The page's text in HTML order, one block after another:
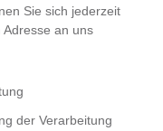
Sie sich jederzeit
an uns
der Verarbeitung